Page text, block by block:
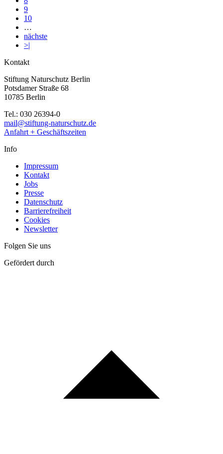
9
10
…
nächste
>|
Kontakt
Stiftung Naturschutz Berlin
Potsdamer Straße 68
10785 Berlin
Tel.: 030 26394-0
mail@stiftung-naturschutz.de
Anfahrt + Geschäftszeiten
Info
Impressum
Kontakt
Jobs
Presse
Datenschutz
Barrierefreiheit
Cookies
Newsletter
Folgen Sie uns
Gefördert durch